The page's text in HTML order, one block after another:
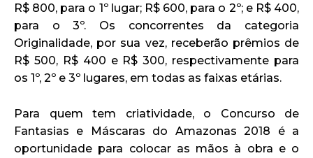
R$ 800, para o 1º lugar; R$ 600, para o 2º; e R$ 400,
para o 3º. Os concorrentes da categoria
Originalidade, por sua vez, receberão prêmios de
R$ 500, R$ 400 e R$ 300, respectivamente para
os 1º, 2º e 3º lugares, em todas as faixas etárias.
Para quem tem criatividade, o Concurso de
Fantasias e Máscaras do Amazonas 2018 é a
oportunidade para colocar as mãos à obra e o